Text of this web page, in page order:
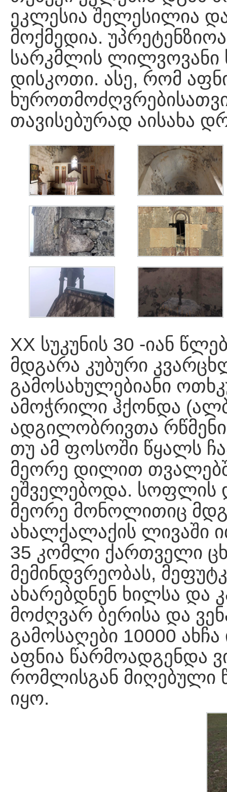
ეკლესია შელესილია
მოქმედია.
სარკმლის ლილვოვანი
დისკოთი. ასე, რომ
თავისებურად აისახა
XX სუკუნის 30 -იან
მდგარა კუბური
გამოსახულებიანი
ამოჭრილი ჰქონდა
ადგილობრივთა
თუ ამ ფოსოში წყალს
მეორე დილით
ეშველებოდა. სოფლის
მეორე მონოლითიც
ახალქალაქის ლივაში
35 კომლი ქართველი
მემინდვრეობას,
ახარებდნენ ხილსა და
მოძღვარ ბერისა და
გამოსაღები 10000
აფნია წარმოადგენდა
რომლისგან მიღებული
იყო.